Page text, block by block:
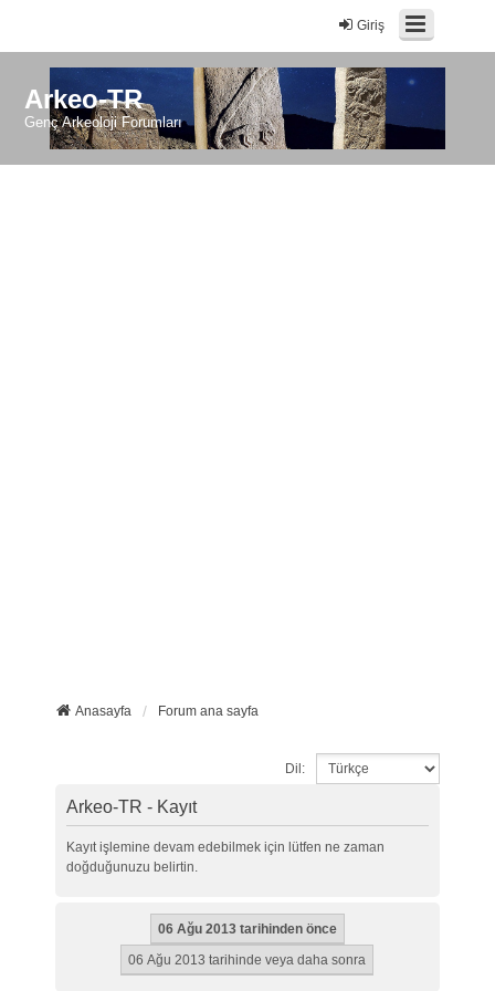
Giriş
Arkeo-TR
Genç Arkeoloji Forumları
Anasayfa Forum ana sayfa
Dil:
Arkeo-TR - Kayıt
Kayıt işlemine devam edebilmek için lütfen ne zaman
doğduğunuzu belirtin.